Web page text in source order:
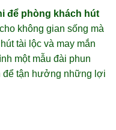
để phòng khách hút
không gian sống mà
tài lộc và may mắn
một mẫu đài phun
để tận hưởng những lợi